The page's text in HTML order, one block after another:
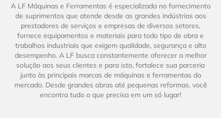
A LF Máquinas e Ferramentas é especializada no fornecimento
de suprimentos que atende desde as grandes indústrias aos
prestadores de serviços e empresas de diversos setores,
fornece equipamentos e materiais para todo tipo de obra e
trabalhos industriais que exigem qualidade, segurança e alto
desempenho. A LF busca constantemente oferecer a melhor
solução aos seus clientes e para isto, fortalece sua parceria
junto às principais marcas de máquinas e ferramentas do
mercado. Desde grandes obras até pequenas reformas, você
encontra tudo o que precisa em um só lugar!